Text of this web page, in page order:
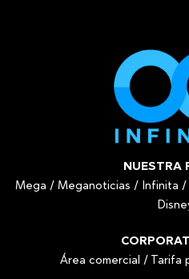
NUESTRA
Mega / Meganoticias / Infinita /
Área comercial / Tarifa